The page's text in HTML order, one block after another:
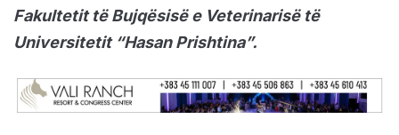
Fakultetit të Bujqësisë e Veterinarisë të
Universitetit “Hasan Prishtina”.